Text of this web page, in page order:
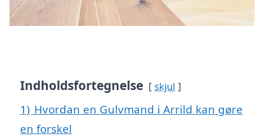
Indholdsfortegnelse skjul
1) Hvordan en Gulvmand i Arrild kan gøre
en forskel